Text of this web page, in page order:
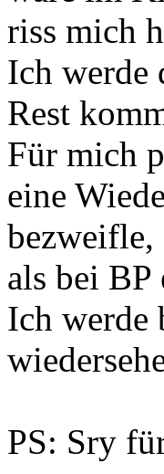
riss mich
Ich werde
Rest
Für mich
eine
bezweifle,
als bei BP
Ich werde
PS: Sry